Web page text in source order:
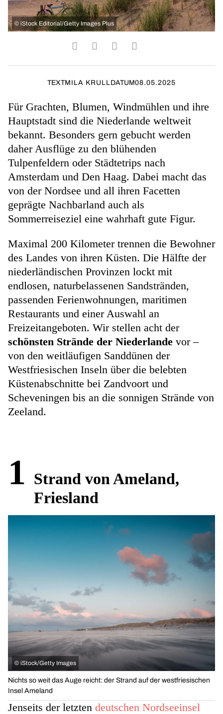
© iStock Editorial/Getty Images Plus
TEXTMILA KRULLDATUM08.05.2025
Für Grachten, Blumen, Windmühlen und ihre
Hauptstadt sind die Niederlande weltweit
bekannt. Besonders gern gebucht werden
daher Ausflüge zu den blühenden
Tulpenfeldern oder Städtetrips nach
Amsterdam und Den Haag. Dabei macht das
von der Nordsee und all ihren Facetten
geprägte Nachbarland auch als
Sommerreiseziel eine wahrhaft gute Figur.
Maximal 200 Kilometer trennen die Bewohner
des Landes von ihren Küsten. Die Hälfte der
niederländischen Provinzen lockt mit
endlosen, naturbelassenen Sandstränden,
passenden Ferienwohnungen, maritimen
Restaurants und einer Auswahl an
Freizeitangeboten. Wir stellen acht der
schönsten Strände der Niederlande vor –
von den weitläufigen Sanddünen der
Westfriesischen Inseln über die belebten
Küstenabschnitte bei Zandvoort und
Scheveningen bis an die sonnigen Strände von
Zeeland.
1 Strand von Ameland,
Friesland
© iStock/Getty Images
Nichts so weit das Auge reicht: der Strand auf der westfriesischen
Insel Ameland
Jenseits der letzten deutschen Nordseeinsel